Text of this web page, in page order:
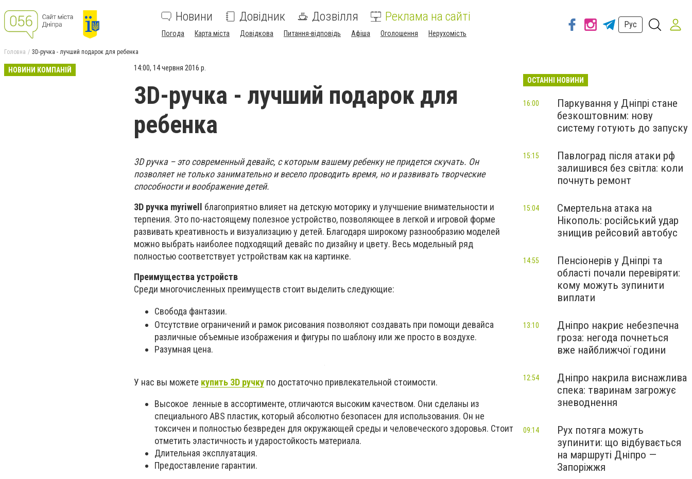
Новини Довідник Дозвілля Реклама на сайті
Погода Карта міста Довідкова Питання-відповідь Афіша Оголошення Нерухомість
Рус
Головна 3D-ручка - лучший подарок для ребенка
НОВИНИ КОМПАНІЙ 14:00, 14 червня 2016 р.
3D-ручка - лучший подарок для
ребенка
3D ручка – это современный девайс, с которым вашему ребенку не придется скучать. Он
позволяет не только занимательно и весело проводить время, но и развивать творческие
способности и воображение детей.
3D ручка myriwell благоприятно влияет на детскую моторику и улучшение внимательности и
терпения. Это по-настоящему полезное устройство, позволяющее в легкой и игровой форме
развивать креативность и визуализацию у детей. Благодаря широкому разнообразию моделей
можно выбрать наиболее подходящий девайс по дизайну и цвету. Весь модельный ряд
полностью соответствует устройствам как на картинке.
Преимущества устройств
Среди многочисленных преимуществ стоит выделить следующие:
Свобода фантазии.
Отсутствие ограничений и рамок рисования позволяют создавать при помощи девайса
различные объемные изображения и фигуры по шаблону или же просто в воздухе.
Разумная цена.
У нас вы можете купить 3D ручку по достаточно привлекательной стоимости.
Высокое ленные в ассортименте, отличаются высоким качеством. Они сделаны из
специального ABS пластик, который абсолютно безопасен для использования. Он не
токсичен и полностью безвреден для окружающей среды и человеческого здоровья. Стоит
отметить эластичность и ударостойкость материала.
Длительная эксплуатация.
Предоставление гарантии.
ОСТАННІ НОВИНИ
Паркування у Дніпрі стане
безкоштовним: нову
систему готують до запуску
16:00
Павлоград після атаки рф
залишився без світла: коли
почнуть ремонт
15:15
Смертельна атака на
Нікополь: російський удар
знищив рейсовий автобус
15:04
Пенсіонерів у Дніпрі та
області почали перевіряти:
кому можуть зупинити
виплати
14:55
Дніпро накриє небезпечна
гроза: негода почнеться
вже найближчої години
13:10
Дніпро накрила виснажлива
спека: тваринам загрожує
зневоднення
12:54
Рух потяга можуть
зупинити: що відбувається
на маршруті Дніпро —
Запоріжжя
09:14